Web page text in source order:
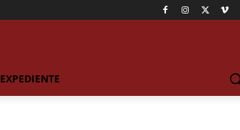
EXPEDIENTE